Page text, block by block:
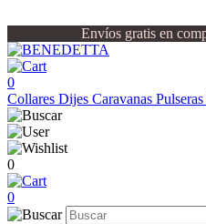
Envíos gratis en
0
Collares Dijes Caravanas Pulseras
0
0